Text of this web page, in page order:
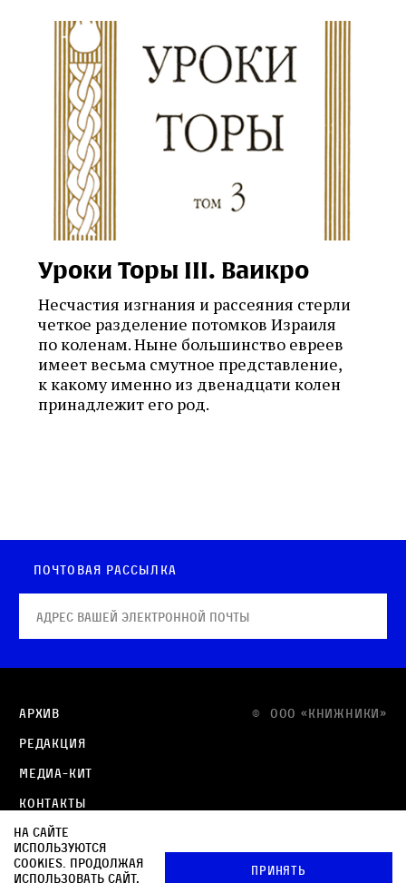
Уроки Торы III. Ваикро
Несчастия изгнания и рассеяния стерли
четкое разделение потомков Израиля
по коленам. Ныне большинство евреев
имеет весьма смутное представление,
к какому именно из двенадцати колен
принадлежит его род.
Почтовая рассылка
© OOO «КНИЖНИКИ»
Архив
Редакция
Медиа-кит
Контакты
Политика в отношении обработки персональных
данных
Политика обработки файлов cookie
На сайте
используются
cookies. Продолжая
использовать сайт,
Принять